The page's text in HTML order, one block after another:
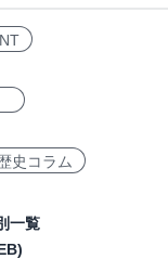
史コラム
一覧